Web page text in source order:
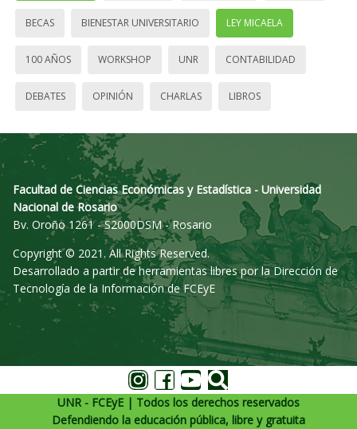
BECAS BIENESTAR UNIVERSITARIO LEY MICAELA
100 AÑOS WORKSHOP UNR CONTABILIDAD
DEBATES OPINIÓN CHARLAS LIBROS
Facultad de Ciencias Económicas y Estadística - Universidad
Nacional de Rosario
Bv. Oroño 1261 - S2000DSM - Rosario
Copyright © 2021. All Rights Reserved.
Desarrollado a partir de herramientas libres por la Dirección de
Tecnología de la Información de FCEyE
UNR - FCEyE | Todos los derechos reservados
Defendiendo la educación pública, libre y gratuita